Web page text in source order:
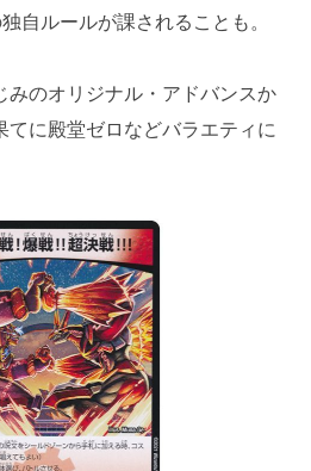
自ルールが課されることも。
のオリジナル・アドバンスか
てに殿堂ゼロなどバラエティに